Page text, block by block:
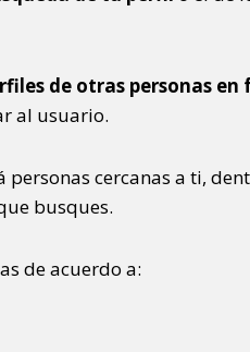
de otras personas
al usuario.
personas cercanas a ti,
busques.
de acuerdo a: